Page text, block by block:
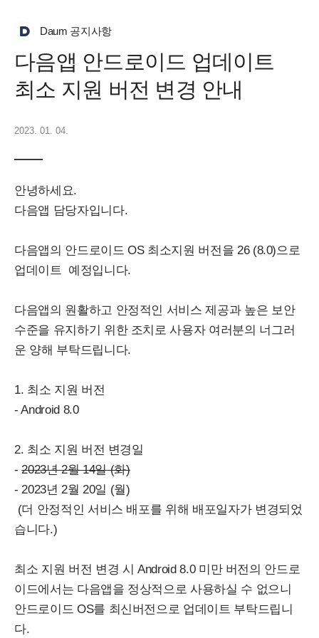
Daum 공지사항
다음앱 안드로이드 업데이트
최소 지원 버전 변경 안내
2023. 01. 04.
안녕하세요.
다음앱 담당자입니다.
다음앱의 안드로이드 OS 최소지원 버전을 26 (8.0)으로
업데이트 예정입니다.
다음앱의 원활하고 안정적인 서비스 제공과 높은 보안
수준을 유지하기 위한 조치로 사용자 여러분의 너그러
운 양해 부탁드립니다.
1. 최소 지원 버전
- Android 8.0
2. 최소 지원 버전 변경일
-2023년 2월 14일 (화)
- 2023년 2월 20일 (월)
(더 안정적인 서비스 배포를 위해 배포일자가 변경되었
습니다.)
최소 지원 버전 변경 시 Android 8.0 미만 버전의 안드로
이드에서는 다음앱을 정상적으로 사용하실 수 없으니
안드로이드 OS를 최신버전으로 업데이트 부탁드립니
다.